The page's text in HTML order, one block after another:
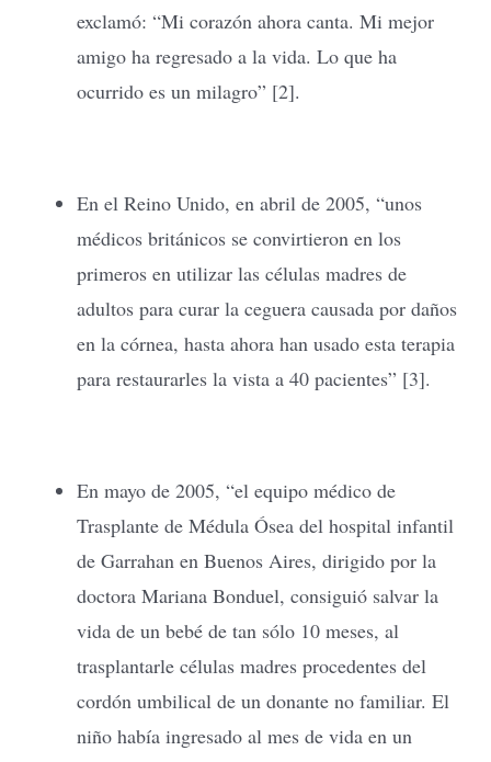
exclamó: “Mi corazón ahora canta. Mi mejor
amigo ha regresado a la vida. Lo que ha
ocurrido es un milagro” [2].
En el Reino Unido, en abril de 2005, “unos
médicos británicos se convirtieron en los
primeros en utilizar las células madres de
adultos para curar la ceguera causada por daños
en la córnea, hasta ahora han usado esta terapia
para restaurarles la vista a 40 pacientes” [3].
En mayo de 2005, “el equipo médico de
Trasplante de Médula Ósea del hospital infantil
de Garrahan en Buenos Aires, dirigido por la
doctora Mariana Bonduel, consiguió salvar la
vida de un bebé de tan sólo 10 meses, al
trasplantarle células madres procedentes del
cordón umbilical de un donante no familiar. El
niño había ingresado al mes de vida en un